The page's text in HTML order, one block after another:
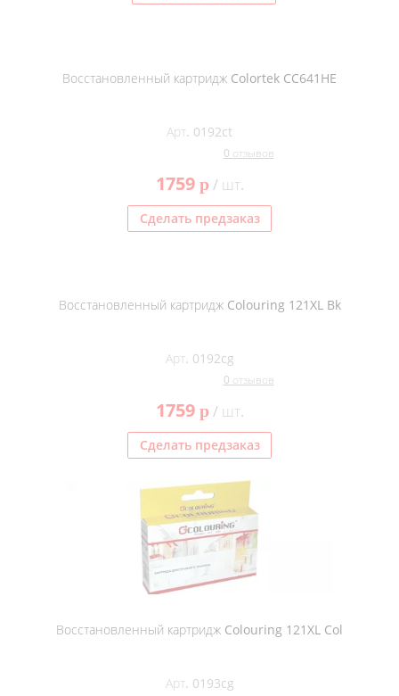
Восстановленный картридж Colortek CC641HE
Арт. 0192ct
0 отзывов
1759 p/ шт.
Сделать предзаказ
Восстановленный картридж Colouring 121XL Bk
Арт. 0192cg
0 отзывов
1759 p/ шт.
Сделать предзаказ
Восстановленный картридж Colouring 121XL Col
Арт. 0193cg